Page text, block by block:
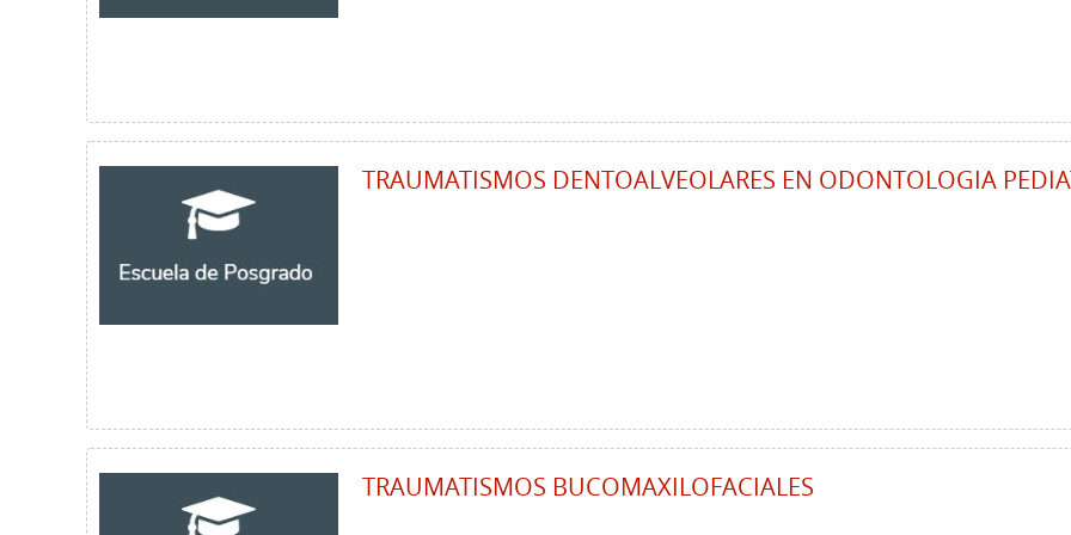
TRAUMATISMOS DENTOALVEOLARES EN ODONTOLOGIA
TRAUMATISMOS BUCOMAXILOFACIALES